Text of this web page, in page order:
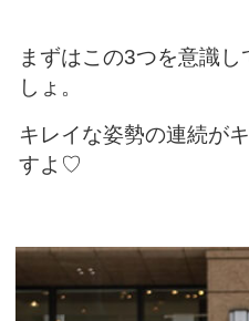
まずはこの3つを意識
しょ。
キレイな姿勢の連続が
すよ♡